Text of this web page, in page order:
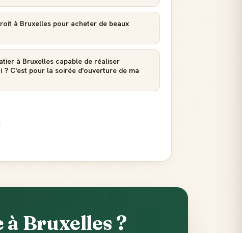
à Bruxelles pour acheter de beaux
à Bruxelles capable de réaliser
? C'est pour la soirée d'ouverture de ma
à Bruxelles ?